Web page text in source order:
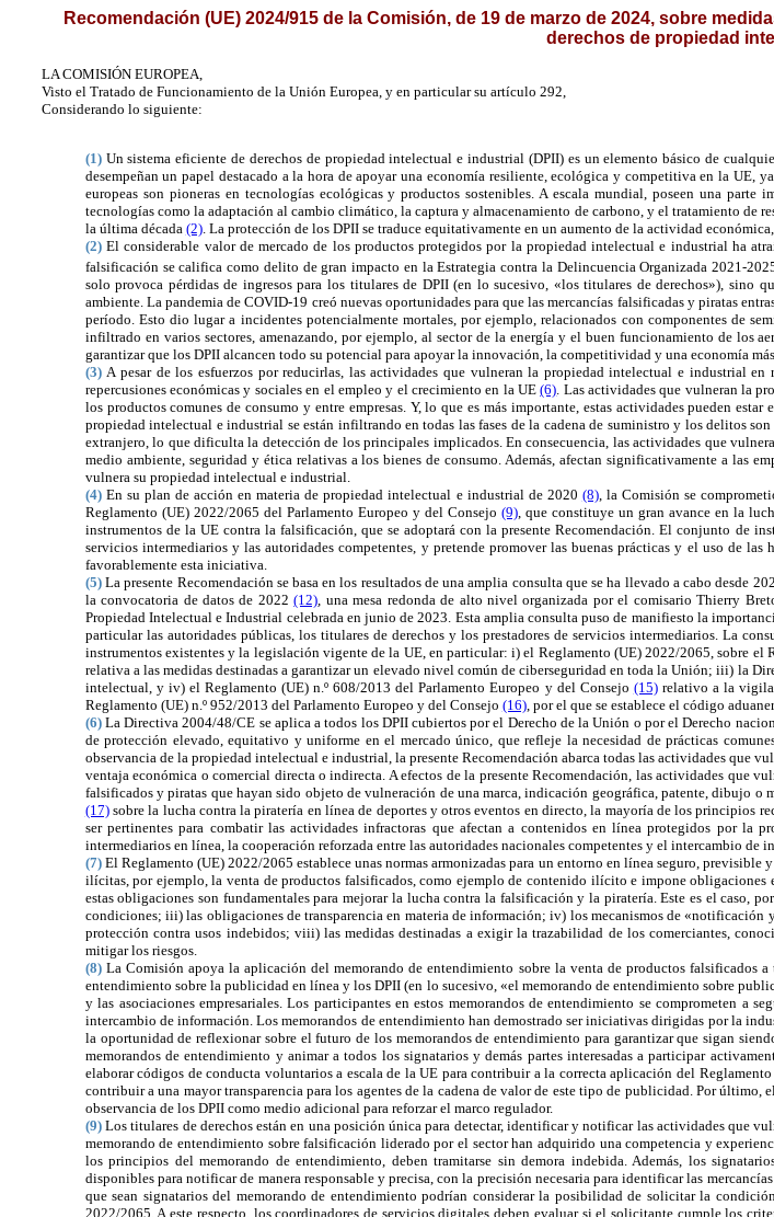
Recomendación (UE) 2024/915 de la Comisión, de 19 de marzo de 2024, sobre
derechos de propiedad
LA COMISIÓN EUROPEA,
Visto el Tratado de Funcionamiento de la Unión Europea, y en particular su artículo 292,
Considerando lo siguiente:
(1) Un sistema eficiente de derechos de propiedad intelectual e industrial (DPII) es un elemento básico de
desempeñan un papel destacado a la hora de apoyar una economía resiliente, ecológica y competitiva en la
europeas son pioneras en tecnologías ecológicas y productos sostenibles. A escala mundial, poseen una
tecnologías como la adaptación al cambio climático, la captura y almacenamiento de carbono, y el tratamiento de
la última década (2). La protección de los DPII se traduce equitativamente en un aumento de la actividad
(2)El considerable valor de mercado de los productos protegidos por la propiedad intelectual e industrial ha
falsificación se califica como delito de gran impacto en la Estrategia contra la Delincuencia Organizada 2021-
solo provoca pérdidas de ingresos para los titulares de DPII (en lo sucesivo, «los titulares de derechos»),
ambiente. La pandemia de COVID-19 creó nuevas oportunidades para que las mercancías falsificadas y piratas
período. Esto dio lugar a incidentes potencialmente mortales, por ejemplo, relacionados con componentes de
infiltrado en varios sectores, amenazando, por ejemplo, al sector de la energía y el buen funcionamiento de los
garantizar que los DPII alcancen todo su potencial para apoyar la innovación, la competitividad y una economía
(3)A pesar de los esfuerzos por reducirlas, las actividades que vulneran la propiedad intelectual e industrial
repercusiones económicas y sociales en el empleo y el crecimiento en la UE(6). Las actividades que vulneran la
los productos comunes de consumo y entre empresas. Y, lo que es más importante, estas actividades pueden
propiedad intelectual e industrial se están infiltrando en todas las fases de la cadena de suministro y los delitos
extranjero, lo que dificulta la detección de los principales implicados. En consecuencia, las actividades que
medio ambiente, seguridad y ética relativas a los bienes de consumo. Además, afectan significativamente a las
vulnera su propiedad intelectual e industrial.
(4) En su plan de acción en materia de propiedad intelectual e industrial de 2020 (8), la Comisión se
Reglamento (UE) 2022/2065 del Parlamento Europeo y del Consejo (9), que constituye un gran avance en la
instrumentos de la UE contra la falsificación, que se adoptará con la presente Recomendación. El conjunto de
servicios intermediarios y las autoridades competentes, y pretende promover las buenas prácticas y el uso de las
favorablemente esta iniciativa.
(5)La presente Recomendación se basa en los resultados de una amplia consulta que se ha llevado a cabo desde
la convocatoria de datos de 2022(12), una mesa redonda de alto nivel organizada por el comisario Thierry
Propiedad Intelectual e Industrial celebrada en junio de 2023. Esta amplia consulta puso de manifiesto la
particular las autoridades públicas, los titulares de derechos y los prestadores de servicios intermediarios. La
instrumentos existentes y la legislación vigente de la UE, en particular: i) el Reglamento (UE) 2022/2065, sobre
relativa a las medidas destinadas a garantizar un elevado nivel común de ciberseguridad en toda la Unión; iii) la
intelectual, y iv) elReglamento (UE) n.º 608/2013 del Parlamento Europeo y del Consejo (15)relativo a la
Reglamento (UE) n.º 952/2013 del Parlamento Europeo y del Consejo (16), por el que se establece el código
(6)LaDirectiva 2004/48/CE se aplica a todos los DPII cubiertos por el Derecho de la Unión o por el Derecho
de protección elevado, equitativo y uniforme en el mercado único, que refleje la necesidad de prácticas
observancia de la propiedad intelectual e industrial, la presente Recomendación abarca todas las actividades que
ventaja económica o comercial directa o indirecta. A efectos de la presente Recomendación, las actividades que
falsificados y piratas que hayan sido objeto de vulneración de una marca, indicación geográfica, patente, dibujo
(17)sobre la lucha contra la piratería en línea de deportes y otros eventos en directo, la mayoría de los principios
ser pertinentes para combatir las actividades infractoras que afectan a contenidos en línea protegidos por
intermediarios en línea, la cooperación reforzada entre las autoridades nacionales competentes y el intercambio de
(7) El Reglamento (UE) 2022/2065 establece unas normas armonizadas para un entorno en línea seguro, previsible
ilícitas, por ejemplo, la venta de productos falsificados, como ejemplo de contenido ilícito e impone obligaciones
estas obligaciones son fundamentales para mejorar la lucha contra la falsificación y la piratería. Este es el caso,
condiciones; iii) las obligaciones de transparencia en materia de información; iv) los mecanismos de
protección contra usos indebidos; viii) las medidas destinadas a exigir la trazabilidad de los comerciantes,
mitigar los riesgos.
(8) La Comisión apoya la aplicación del memorando de entendimiento sobre la venta de productos falsificados
entendimiento sobre la publicidad en línea y los DPII (en lo sucesivo, «el memorando de entendimiento sobre
y las asociaciones empresariales. Los participantes en estos memorandos de entendimiento se comprometen
intercambio de información. Los memorandos de entendimiento han demostrado ser iniciativas dirigidas por la
la oportunidad de reflexionar sobre el futuro de los memorandos de entendimiento para garantizar que sigan
memorandos de entendimiento y animar a todos los signatarios y demás partes interesadas a participar
elaborar códigos de conducta voluntarios a escala de la UE para contribuir a la correcta aplicación del
contribuir a una mayor transparencia para los agentes de la cadena de valor de este tipo de publicidad. Por último,
observancia de los DPII como medio adicional para reforzar el marco regulador.
(9)Los titulares de derechos están en una posición única para detectar, identificar y notificar las actividades que
memorando de entendimiento sobre falsificación liderado por el sector han adquirido una competencia y
los principios del memorando de entendimiento, deben tramitarse sin demora indebida. Además, los
disponibles para notificar de manera responsable y precisa, con la precisión necesaria para identificar las
que sean signatarios del memorando de entendimiento podrían considerar la posibilidad de solicitar la
2022/2065. A este respecto, los coordinadores de servicios digitales deben evaluar si el solicitante cumple los